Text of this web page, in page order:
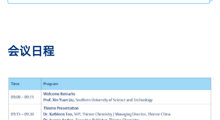
会议日程